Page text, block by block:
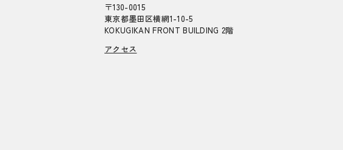
〒130-0015
東京都墨田区横網1-10-5
KOKUGIKAN FRONT BUILDING 2階
アクセス